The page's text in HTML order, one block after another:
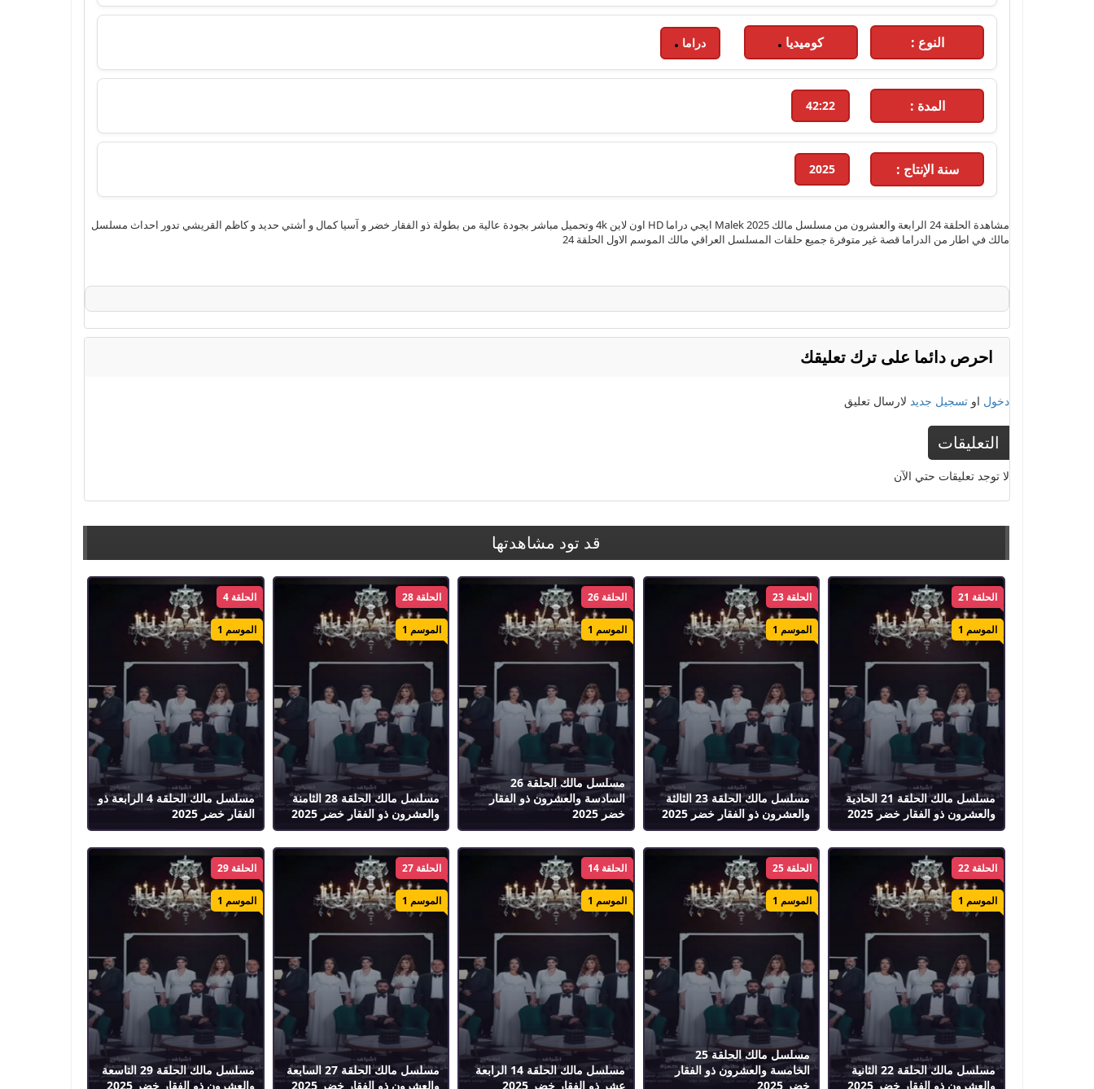
النوع : كوميديا دراما
المدة : 42:22
سنة الإنتاج : 2025
مشاهدة الحلقة 24 الرابعة والعشرون من مسلسل مالك Malek 2025 ايجي دراما HD اون لاين 4k وتحميل مباشر بجودة عالية من بطولة ذو الفقار خضر و آسيا كمال و أشتي حديد و كاظم القريشي تدور احداث مسلسل
مالك في اطار من الدراما قصة غير متوفرة جميع حلقات المسلسل العراقي مالك الموسم الاول الحلقة 24
احرص دائما على ترك تعليقك
دخول او تسجيل جديد لارسال تعليق
التعليقات
لا توجد تعليقات حتي الآن
قد تود مشاهدتها
مسلسل مالك الحلقة 21 الحادية
والعشرون ذو الفقار خضر 2025
الحلقة 21
الموسم 1
مسلسل مالك الحلقة 23 الثالثة
والعشرون ذو الفقار خضر 2025
الحلقة 23
الموسم 1
مسلسل مالك الحلقة 26
السادسة والعشرون ذو الفقار
خضر 2025
الحلقة 26
الموسم 1
مسلسل مالك الحلقة 28 الثامنة
والعشرون ذو الفقار خضر 2025
الحلقة 28
الموسم 1
مسلسل مالك الحلقة 4 الرابعة ذو
الفقار خضر 2025
الحلقة 4
الموسم 1
مسلسل مالك الحلقة 22 الثانية
والعشرون ذو الفقار خضر 2025
الحلقة 22
الموسم 1
مسلسل مالك الحلقة 25
الخامسة والعشرون ذو الفقار
خضر 2025
الحلقة 25
الموسم 1
مسلسل مالك الحلقة 14 الرابعة
عشر ذو الفقار خضر 2025
الحلقة 14
الموسم 1
مسلسل مالك الحلقة 27 السابعة
والعشرون ذو الفقار خضر 2025
الحلقة 27
الموسم 1
مسلسل مالك الحلقة 29 التاسعة
والعشرون ذو الفقار خضر 2025
الحلقة 29
الموسم 1